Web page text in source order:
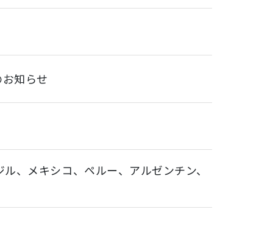
知らせ
、メキシコ、ペルー、アルゼンチン、